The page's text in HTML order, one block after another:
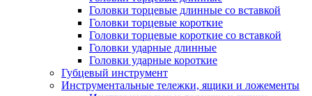
Головки торцевые длинные со вставкой
Головки торцевые короткие
Головки торцевые короткие со вставкой
Головки ударные длинные
Головки ударные короткие
Губцевый инструмент
Инструментальные тележки, ящики и ложементы